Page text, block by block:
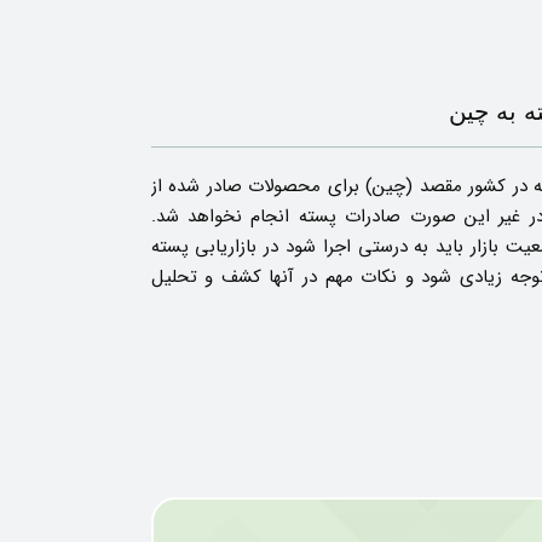
به چین
در کشور مقصد (چین) برای محصولات صادر شده از
غیر این صورت صادرات پسته انجام نخواهد شد.
بازار باید به درستی اجرا شود در بازاریابی پسته
زیادی شود و نکات مهم در آنها کشف و تحلیل